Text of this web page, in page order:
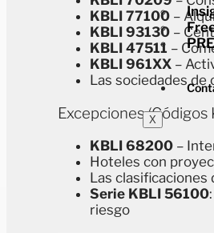
X
KBLI 77100 –
KBLI 93130 –
KBLI 47511 –
KBLI 961XX –
Las sociedades de
Excepciones (códigos
KBLI 68200 –
Hoteles con
Las clasificaciones
Serie KBLI 56100
riesgo